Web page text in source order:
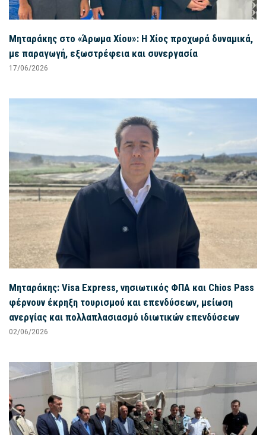
Μηταράκης στο «Άρωμα Χίου»: Η Χίος προχωρά δυναμικά,
με παραγωγή, εξωστρέφεια και συνεργασία
17/06/2026
Μηταράκης: Visa Express, νησιωτικός ΦΠΑ και Chios Pass
φέρνουν έκρηξη τουρισμού και επενδύσεων, μείωση
ανεργίας και πολλαπλασιασμό ιδιωτικών επενδύσεων
02/06/2026